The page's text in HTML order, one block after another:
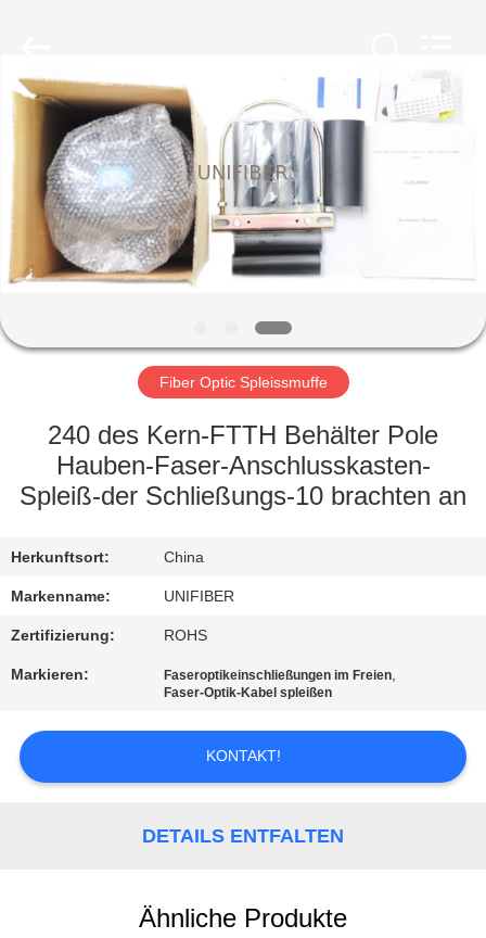
HAUS
PRODUKTE
ÜBER
UNS
FABRIK-
AUSFLUG
QUALITÄTSKONTROLLE
SIE
MIT
UNS
IN
VERBINDUNG
NACHRICHTEN
FORDERN
Reserved.
Fiber Optic Spleissmuffe
240 des Kern-FTTH Behälter Pole
Hauben-Faser-Anschlusskasten-
Spleiß-der Schließungs-10 brachten an
Herkunftsort: China
Markenname: UNIFIBER
Zertifizierung: ROHS
Markieren: Faseroptikeinschließungen im Freien,
Faser-Optik-Kabel spleißen
KONTAKT!
DETAILS ENTFALTEN
Ähnliche Produkte